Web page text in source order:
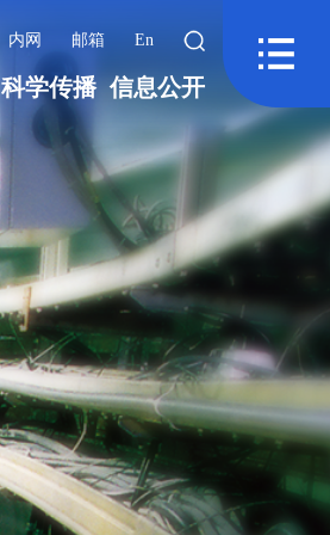
内网 邮箱 En
科学传播 信息公开